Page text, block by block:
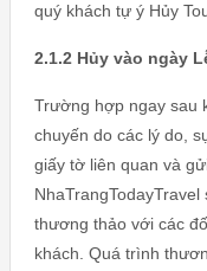
quý khách tự ý Hủy
2.1.2 Hủy vào ngày
Trường hợp ngay sau
chuyến do các lý do,
giấy tờ liên quan và
thương thảo với các
khách. Quá trình